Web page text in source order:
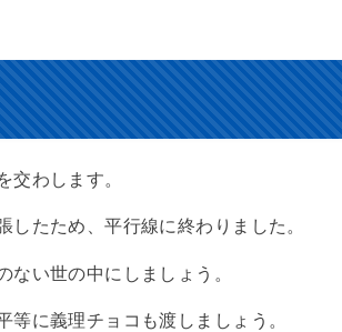
交わします。
したため、平行線に終わりました。
ない世の中にしましょう。
等に義理チョコも渡しましょう。